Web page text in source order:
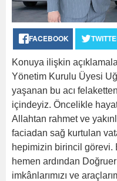
FACEBOOK
Konuya ilişkin
Yönetim Kurulu Üyesi
yaşanan bu acı
içindeyiz. Öncelikle
Allahtan rahmet ve
faciadan sağ kurtulan
hepimizin birincil görevi.
hemen ardından
imkânlarımızı ve